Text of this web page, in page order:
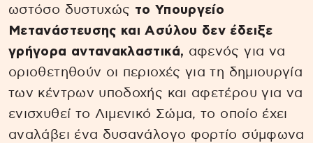
ωστόσο δυστυχώς το Υπουργείο
Μετανάστευσης και Ασύλου δεν έδειξε
γρήγορα αντανακλαστικά, αφενός για να
οριοθετηθούν οι περιοχές για τη δημιουργία
των κέντρων υποδοχής και αφετέρου για να
ενισχυθεί το Λιμενικό Σώμα, το οποίο έχει
αναλάβει ένα δυσανάλογο φορτίο σύμφωνα